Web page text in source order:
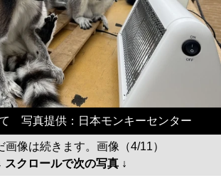
写真提供：日本モンキーセンター
画像は続きます。画像（4/11）
スクロールで次の写真 ↓